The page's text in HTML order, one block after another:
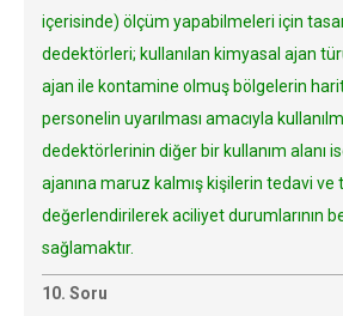
içerisinde) ölçüm yapabilmeleri için
dedektörleri; kullanılan kimyasal ajan
ajan ile kontamine olmuş bölgelerin
personelin uyarılması amacıyla
dedektörlerinin diğer bir kullanım alanı
ajanına maruz kalmış kişilerin tedavi ve
değerlendirilerek aciliyet durumlarının
sağlamaktır.
10. Soru